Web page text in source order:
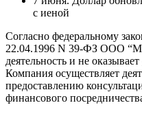
с иеной
Согласно федеральному
22.04.1996 N 39-ФЗ ООО
деятельность и не
Компания осуществляет
предоставлению
финансового